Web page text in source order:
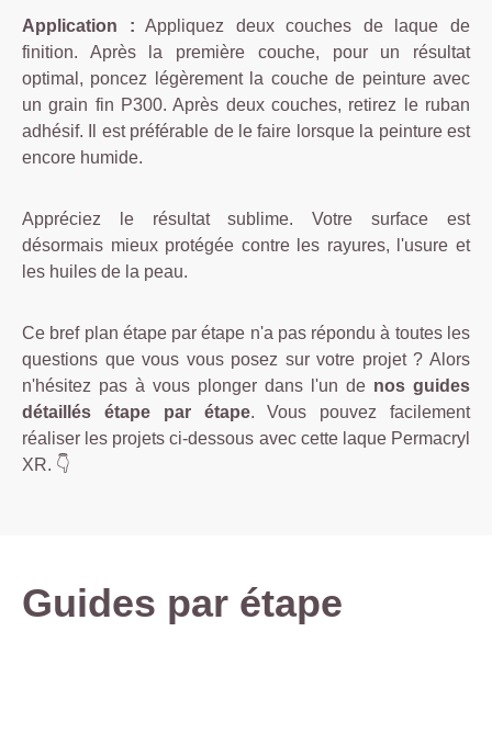
Application : Appliquez deux couches de laque de
finition. Après la première couche, pour un résultat
optimal, poncez légèrement la couche de peinture avec
un grain fin P300. Après deux couches, retirez le ruban
adhésif. Il est préférable de le faire lorsque la peinture est
encore humide.
Appréciez le résultat sublime. Votre surface est
désormais mieux protégée contre les rayures, l'usure et
les huiles de la peau.
Ce bref plan étape par étape n'a pas répondu à toutes les
questions que vous vous posez sur votre projet ? Alors
n'hésitez pas à vous plonger dans l'un de nos guides
détaillés étape par étape. Vous pouvez facilement
réaliser les projets ci-dessous avec cette laque Permacryl
XR. 👇
Guides par étape